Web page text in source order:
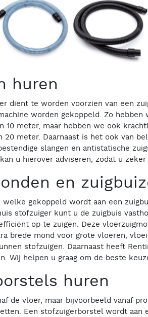
huren
dient te worden voorzien van een
worden gekoppeld. Zo
10 meter, maar hebben we ook
20 meter. Daarnaast is het ook van
slangen en antistatische
u hierover adviseren, zodat u
en
welke gekoppeld wordt aan een
stofzuiger kunt u de zuigbuis
op te zuigen. Deze
brede mond voor grote vloeren,
stofzuigen. Daarnaast heeft
Wij helpen u graag om de beste
huren
de vloer, maar bijvoorbeeld vanaf
Een stofzuigerborstel wordt aan